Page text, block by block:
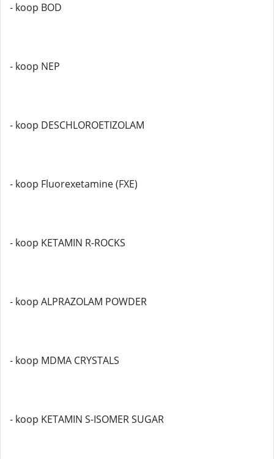
- koop BOD
- koop NEP
- koop DESCHLOROETIZOLAM
- koop Fluorexetamine (FXE)
- koop KETAMIN R-ROCKS
- koop ALPRAZOLAM POWDER
- koop MDMA CRYSTALS
- koop KETAMIN S-ISOMER SUGAR